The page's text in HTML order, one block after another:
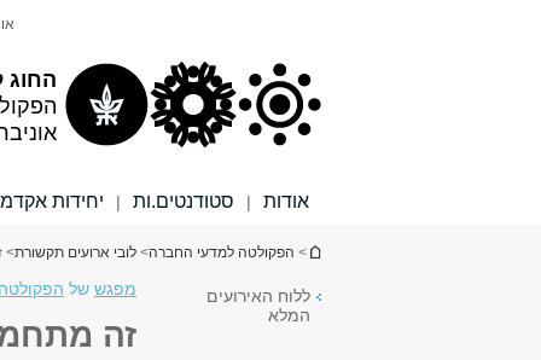
החוג
אודות | סטודנטים.ות | יחידות
הינך נמצא כאן
> הפקולטה למדעי החברה> לובי ארועים תקשורת>
ללוח האירועים
המלא
מפגש של
זה